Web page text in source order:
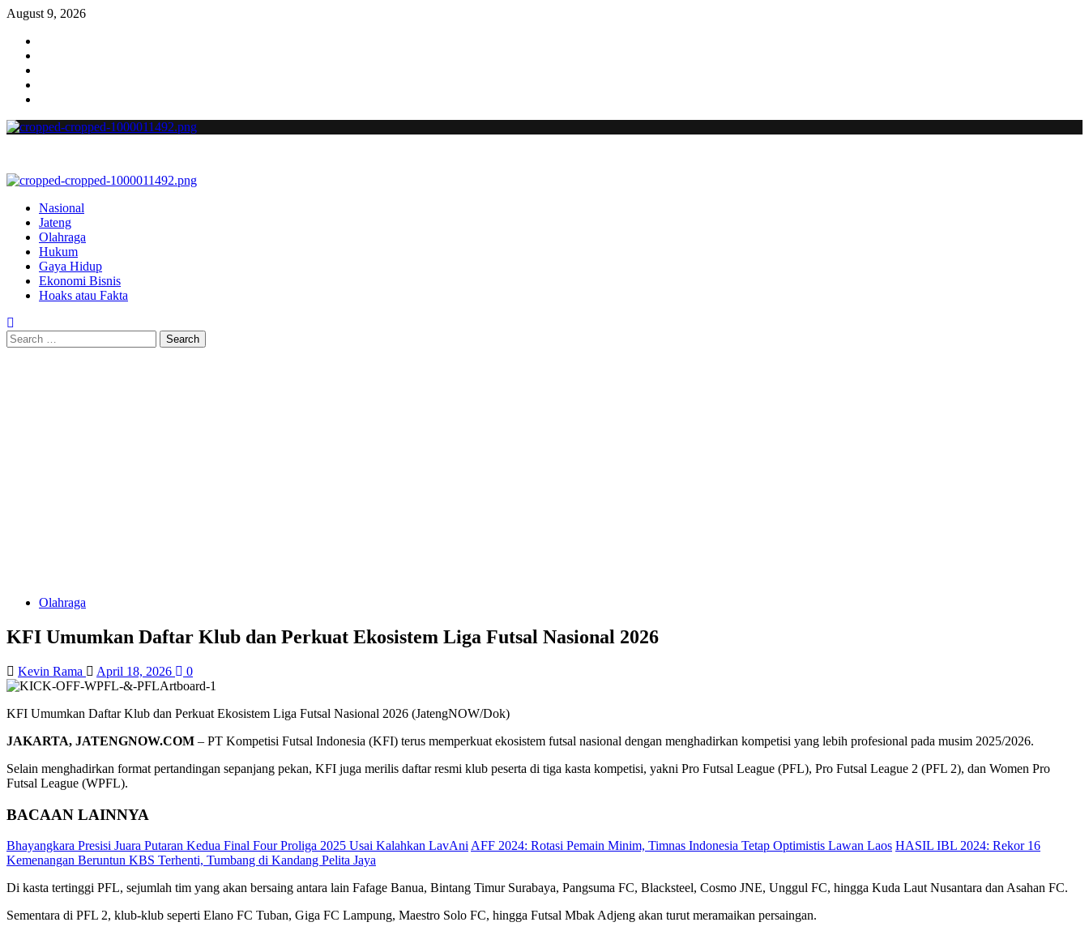
August 9, 2026
Nasional
Jateng
Olahraga
Hukum
Gaya Hidup
Ekonomi Bisnis
Hoaks atau Fakta
Olahraga
KFI Umumkan Daftar Klub dan Perkuat Ekosistem Liga Futsal Nasional 2026
Kevin Rama April 18, 2026 0
KFI Umumkan Daftar Klub dan Perkuat Ekosistem Liga Futsal Nasional 2026 (JatengNOW/Dok)
JAKARTA, JATENGNOW.COM – PT Kompetisi Futsal Indonesia (KFI) terus memperkuat ekosistem futsal nasional dengan menghadirkan kompetisi yang lebih profesional pada musim 2025/2026.
Selain menghadirkan format pertandingan sepanjang pekan, KFI juga merilis daftar resmi klub peserta di tiga kasta kompetisi, yakni Pro Futsal League (PFL), Pro Futsal League 2 (PFL 2), dan Women Pro
Futsal League (WPFL).
BACAAN LAINNYA
Bhayangkara Presisi Juara Putaran Kedua Final Four Proliga 2025 Usai Kalahkan LavAni AFF 2024: Rotasi Pemain Minim, Timnas Indonesia Tetap Optimistis Lawan Laos HASIL IBL 2024: Rekor 16
Kemenangan Beruntun KBS Terhenti, Tumbang di Kandang Pelita Jaya
Di kasta tertinggi PFL, sejumlah tim yang akan bersaing antara lain Fafage Banua, Bintang Timur Surabaya, Pangsuma FC, Blacksteel, Cosmo JNE, Unggul FC, hingga Kuda Laut Nusantara dan Asahan FC.
Sementara di PFL 2, klub-klub seperti Elano FC Tuban, Giga FC Lampung, Maestro Solo FC, hingga Futsal Mbak Adjeng akan turut meramaikan persaingan.